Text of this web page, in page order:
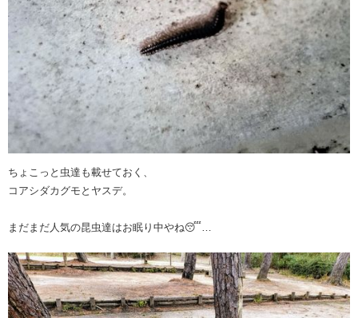
ちょこっと虫達も載せておく、
コアシダカグモとヤスデ。
まだまだ人気の昆虫達はお眠り中やね😴…